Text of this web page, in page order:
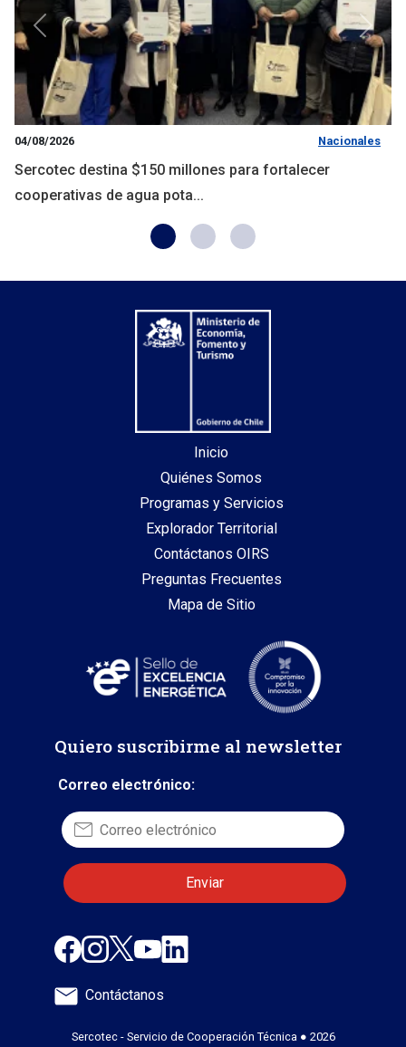
04/08/2026 Nacionales
Sercotec destina $150 millones para fortalecer
cooperativas de agua pota...
Anterior
Inicio
Quiénes Somos
Programas y Servicios
Explorador Territorial
Contáctanos OIRS
Preguntas Frecuentes
Mapa de Sitio
Quiero suscribirme al newsletter
Correo electrónico:
Contáctanos
Sercotec - Servicio de Cooperación Técnica ● 2026